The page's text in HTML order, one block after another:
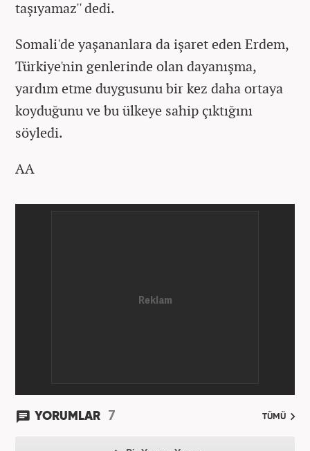
taşıyamaz'' dedi.
Somali'de yaşananlara da işaret eden Erdem,
Türkiye'nin genlerinde olan dayanışma,
yardım etme duygusunu bir kez daha ortaya
koyduğunu ve bu ülkeye sahip çıktığını
söyledi.
AA
YORUMLAR 7 TÜMÜ